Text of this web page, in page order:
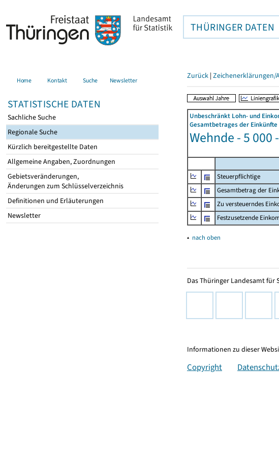
THÜRINGER DATEN
Home Kontakt Suche Newsletter
STATISTISCHE DATEN
Sachliche Suche
Regionale Suche
Kürzlich bereitgestellte Daten
Allgemeine Angaben, Zuordnungen
Gebietsveränderungen,
Änderungen zum Schlüsselverzeichnis
Definitionen und Erläuterungen
Newsletter
Zurück | Zeichenerklärungen/
Unbeschränkt Lohn- und
Gesamtbetrages der
Wehnde - 5 000
Steuerpflichtige
Gesamtbetrag der
Zu versteuerndes
Festzusetzende
▴ nach oben
Das Thüringer Landesamt für
Informationen zu dieser
Copyright